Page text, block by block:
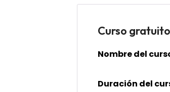
Curso
Nombre del
Duración del